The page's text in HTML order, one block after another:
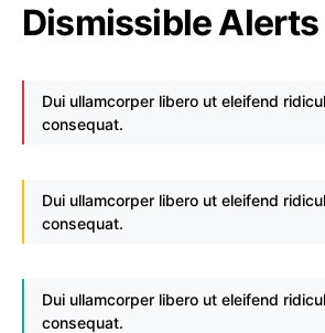
Dismissible Alerts
Dui ullamcorper libero ut eleifend
consequat.
Dui ullamcorper libero ut eleifend
consequat.
Dui ullamcorper libero ut eleifend
consequat.